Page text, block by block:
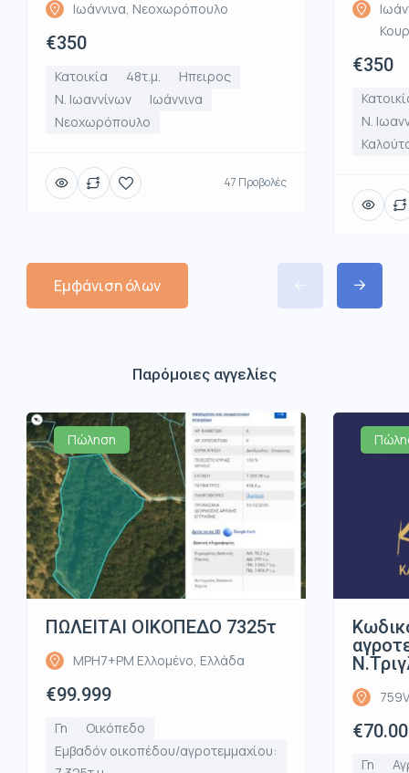
Ιωάννινα, Νεοχωρόπουλο
€350
Κατοικία 48τ.μ.
Ηπειρος
Ν. Ιωαννίνων
Ιωάννινα
Νεοχωρόπουλο
47 Προβολές
€350
Ν.
Εμφάνιση όλων
Παρόμοιες αγγελίες
Πώληση
ΠΩΛΕΙΤΑΙ ΟΙΚΟΠΕΔΟ 7325τ
MPH7+PM Ελλομένο, Ελλάδα
€99.999
Γη
Οικόπεδο
Εμβαδόν οικοπέδου/αγροτεμμαχίου:
Γη